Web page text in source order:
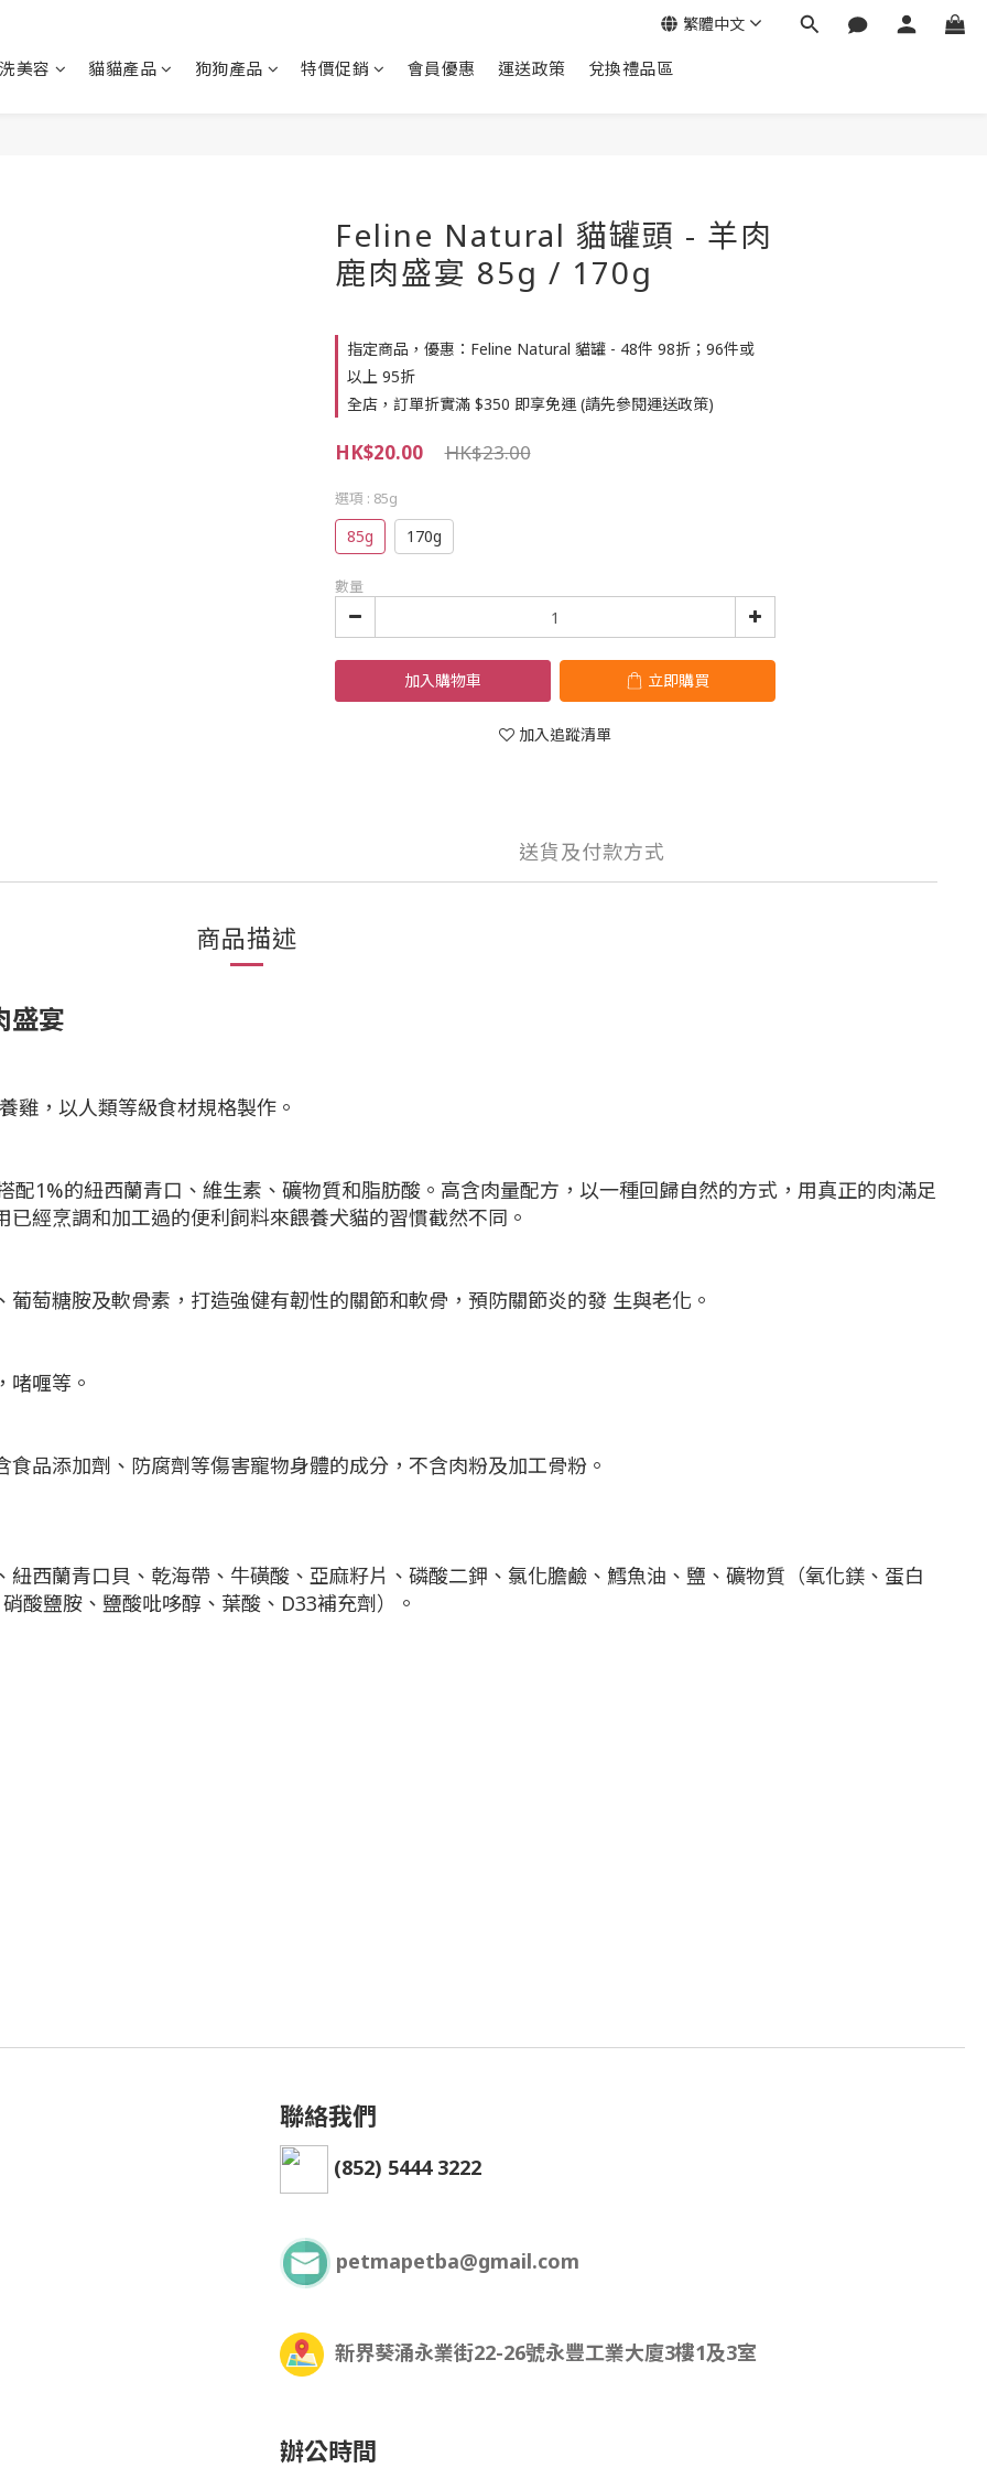
美容 貓貓產品 狗狗產品 特價促銷 會員優惠 運送政策 兌換禮品區
繁體中文
Feline Natural 貓罐頭 - 羊肉
鹿肉盛宴 85g / 170g
指定商品，優惠：Feline Natural 貓罐 - 48件 98折；96件或
以上 95折
全店，訂單折實滿 $350 即享免運 (請先參閱運送政策)
HK$23.00
HK$20.00
選項 : 85g
85g 170g
數量
加入購物車 立即購買
加入追蹤清單
送貨及付款方式
商品描述
盛宴
雞，以人類等級食材規格製作。
配1%的紐西蘭青口、維生素、礦物質和脂肪酸。高含肉量配方，以一種回歸自然的方式，用真正的肉滿足
經烹調和加工過的便利飼料來餵養犬貓的習慣截然不同。
萄糖胺及軟骨素，打造強健有韌性的關節和軟骨，預防關節炎的發 生與老化。
啫喱等。
品添加劑、防腐劑等傷害寵物身體的成分，不含肉粉及加工骨粉。
西蘭青口貝、乾海帶、牛磺酸、亞麻籽片、磷酸二鉀、氯化膽鹼、鱈魚油、鹽、礦物質（氧化鎂、蛋白
酸鹽胺、鹽酸吡哆醇、葉酸、D33補充劑）。
聯絡我們
(852) 5444 3222
petmapetba@gmail.com
新界葵涌永業街22-26號永豐工業大廈3樓1及3室
辦公時間